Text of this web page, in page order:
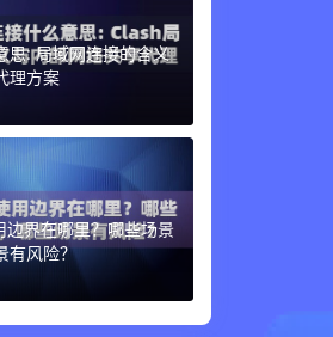
思: 局域网连接的含义
理方案
边界在哪里？哪些场景
有风险？